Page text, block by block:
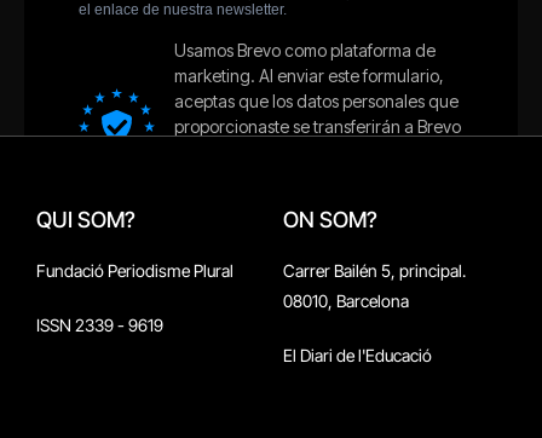
QUI SOM?
Fundació Periodisme Plural
ISSN 2339 - 9619
ON SOM?
Carrer Bailén 5, principal.
08010, Barcelona
El Diari de l'Educació